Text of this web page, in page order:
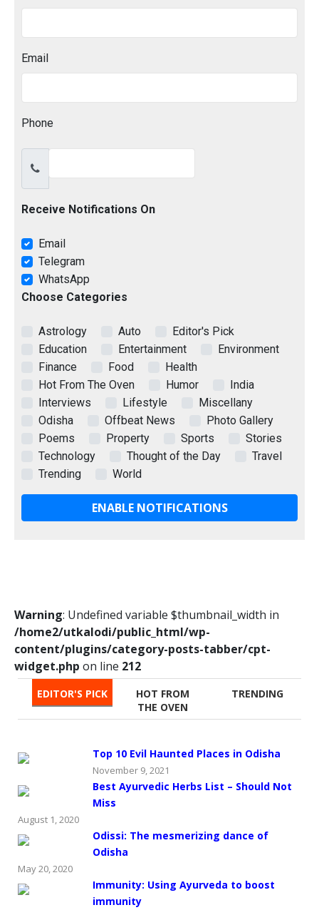
Email
Phone
Receive Notifications On
Email
Telegram
WhatsApp
Choose Categories
Astrology Auto
Editor's Pick
Education
Entertainment
Environment
Finance
Food
Health
Hot From The Oven
Humor
India
Interviews
Lifestyle
Miscellany
Odisha
Offbeat News
Photo Gallery
Poems
Property Sports
Stories
Technology
Thought of the Day
Travel
Trending
World
ENABLE NOTIFICATIONS
Warning: Undefined variable $thumbnail_width in
/home2/utkalodi/public_html/wp-
content/plugins/category-posts-tabber/cpt-
widget.php on line 212
EDITOR'S PICK
HOT FROM
THE OVEN
TRENDING
Top 10 Evil Haunted Places in Odisha
November 9, 2021
Best Ayurvedic Herbs List – Should Not
Miss
August 1, 2020
Odissi: The mesmerizing dance of
Odisha
May 20, 2020
Immunity: Using Ayurveda to boost
immunity